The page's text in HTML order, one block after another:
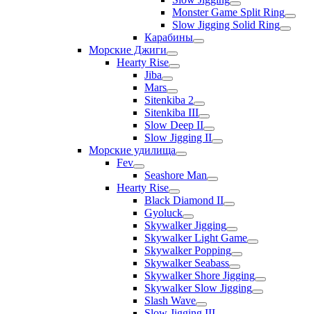
Monster Game Split Ring
Slow Jigging Solid Ring
Карабины
Морские Джиги
Hearty Rise
Jiba
Mars
Sitenkiba 2
Sitenkiba III
Slow Deep II
Slow Jigging II
Морские удилища
Fev
Seashore Man
Hearty Rise
Black Diamond II
Gyoluck
Skywalker Jigging
Skywalker Light Game
Skywalker Popping
Skywalker Seabass
Skywalker Shore Jigging
Skywalker Slow Jigging
Slash Wave